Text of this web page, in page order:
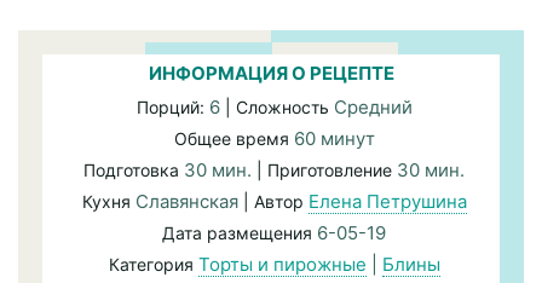
ИНФОРМАЦИЯ О РЕЦЕПТЕ
Порций: 6| Сложность Средний
Общее время 60 минут
Подготовка 30 мин. | Приготовление 30 мин.
Кухня Славянская| Автор Елена Петрушина
Дата размещения 6-05-19
Категория Торты и пирожные Блины